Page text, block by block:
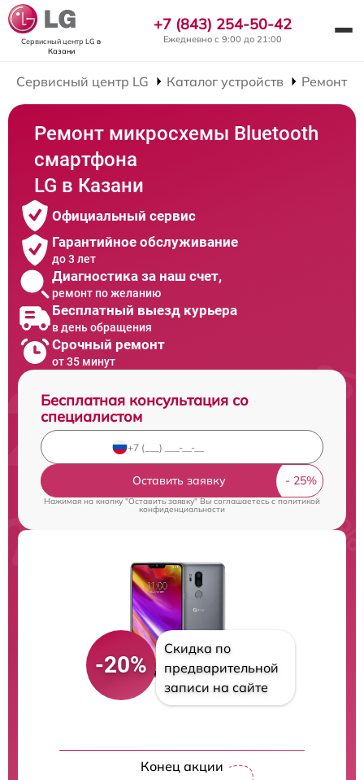
Сервисный центр LG в
Казани
+7 (843) 254-50-42
Ежедневно с 9:00 до 21:00
Сервисный центр LG Каталог устройств Ремонт
Ремонт микросхемы Bluetooth
смартфона
LG в Казани
Официальный сервис
Гарантийное обслуживание
до 3 лет
Диагностика за наш счет,
ремонт по желанию
Бесплатный выезд курьера
в день обращения
Срочный ремонт
от 35 минут
Бесплатная консультация со
специалистом
Оставить заявку
Нажимая на кнопку "Оставить заявку" Вы соглашаетесь cполитикой
конфиденциальности
-20%
Скидка по
предварительной
записи на сайте
Конец акции